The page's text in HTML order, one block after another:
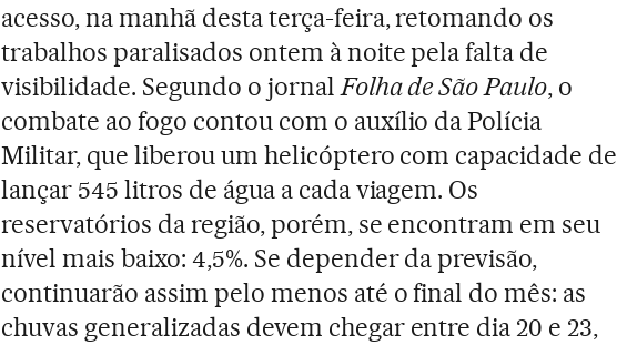
acesso, na manhã desta terça-feira, retomando os
trabalhos paralisados ontem à noite pela falta de
visibilidade. Segundo o jornal Folha de São Paulo, o
combate ao fogo contou com o auxílio da Polícia
Militar, que liberou um helicóptero com capacidade de
lançar 545 litros de água a cada viagem. Os
reservatórios da região, porém, se encontram em seu
nível mais baixo: 4,5%. Se depender da previsão,
continuarão assim pelo menos até o final do mês: as
chuvas generalizadas devem chegar entre dia 20 e 23,